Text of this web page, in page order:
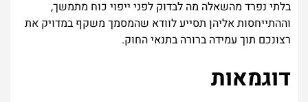
בלתי נפרד מהשאלה מה לבדוק לפני ייפוי כוח מתמשך,
וההתייחסות אליהן תסייע לוודא שהמסמך משקף במדויק את
רצונכם תוך עמידה ברורה בתנאי החוק.
דוגמאות